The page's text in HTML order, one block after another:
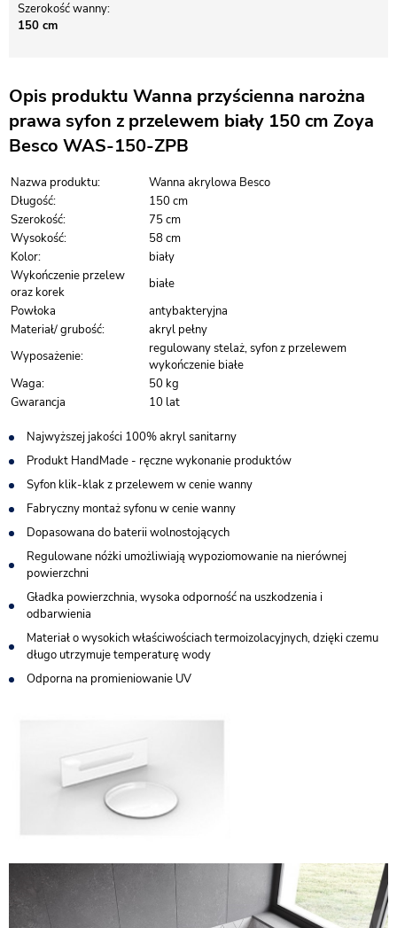
Szerokość wanny
150 cm
Opis produktu Wanna przyścienna narożna
prawa syfon z przelewem biały 150 cm Zoya
Besco WAS-150-ZPB
Nazwa produktu:
Wanna akrylowa Besco
Długość:
150 cm
Szerokość:
75 cm
Wysokość:
58 cm
Kolor:
biały
Wykończenie przelew
oraz korek
białe
Powłoka
antybakteryjna
Materiał/ grubość:
akryl pełny
Wyposażenie:
regulowany stelaż, syfon z przelewem
wykończenie białe
Waga:
50 kg
Gwarancja
10 lat
Najwyższej jakości 100% akryl sanitarny
Produkt HandMade - ręczne wykonanie produktów
Syfon klik-klak z przelewem w cenie wanny
Fabryczny montaż syfonu w cenie wanny
Dopasowana do baterii wolnostojących
Regulowane nóżki umożliwiają wypoziomowanie na nierównej
powierzchni
Gładka powierzchnia, wysoka odporność na uszkodzenia i
odbarwienia
Materiał o wysokich właściwościach termoizolacyjnych, dzięki czemu
długo utrzymuje temperaturę wody
Odporna na promieniowanie UV